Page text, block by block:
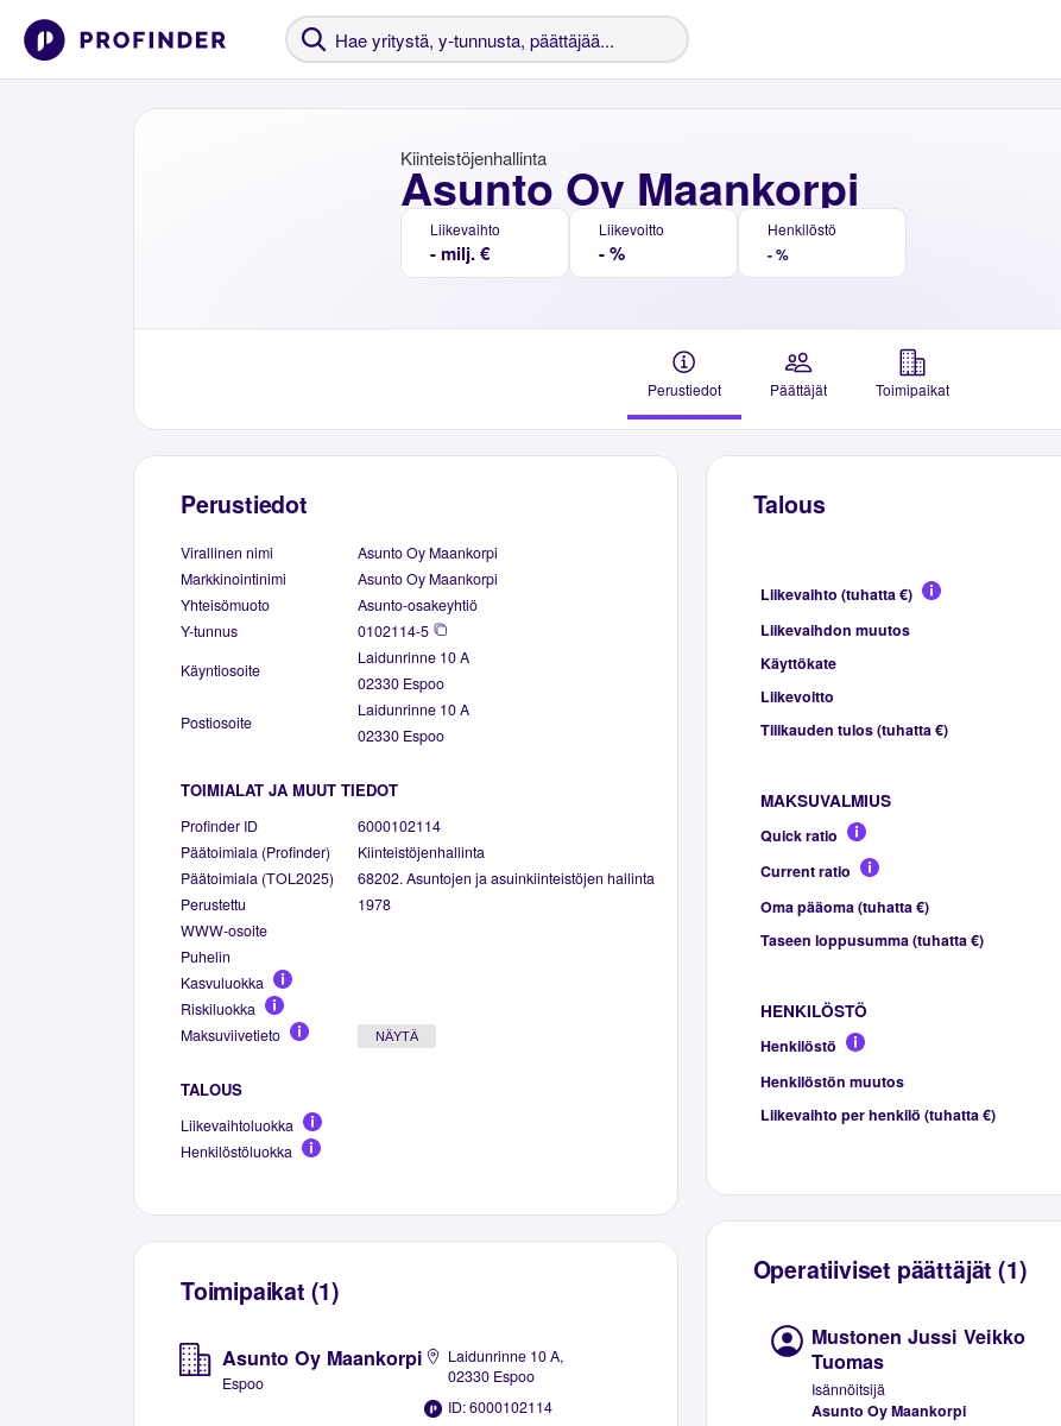
Asunto Oy Maankorpi
Kiinteistöjenhallinta
Liikevaihto
- milj. €
Liikevoitto
- %
Henkilöstö
- %
Perustiedot Päättäjät Toimipaikat
Perustiedot
Virallinen nimi
Asunto Oy Maankorpi
Markkinointinimi
Asunto Oy Maankorpi
Yhteisömuoto
Asunto-osakeyhtiö
Y-tunnus
0102114-5
Käyntiosoite
Laidunrinne 10 A
02330 Espoo
Postiosoite
Laidunrinne 10 A
02330 Espoo
TOIMIALAT JA MUUT TIEDOT
Profinder ID
6000102114
Päätoimiala (Profinder)
Kiinteistöjenhallinta
Päätoimiala (TOL2025)
68202. Asuntojen ja asuinkiinteistöjen hallinta
Perustettu
1978
WWW-osoite
Puhelin
Kasvuluokka
Riskiluokka
Maksuviivetieto
NÄYTÄ
TALOUS
Liikevaihtoluokka
Henkilöstöluokka
Toimipaikat (1)
Asunto Oy Maankorpi
Espoo
Laidunrinne 10 A,
02330 Espoo
ID: 6000102114
Talous
Liikevaihto (tuhatta €)
Liikevaihdon muutos
Käyttökate
Liikevoitto
Tilikauden tulos (tuhatta €)
MAKSUVALMIUS
Quick ratio
Current ratio
Oma pääoma (tuhatta €)
Taseen loppusumma (tuhatta €)
HENKILÖSTÖ
Henkilöstö
Henkilöstön muutos
Liikevaihto per henkilö (tuhatta €)
Operatiiviset päättäjät (1)
Mustonen Jussi Veikko
Tuomas
Isännöitsijä
Asunto Oy Maankorpi